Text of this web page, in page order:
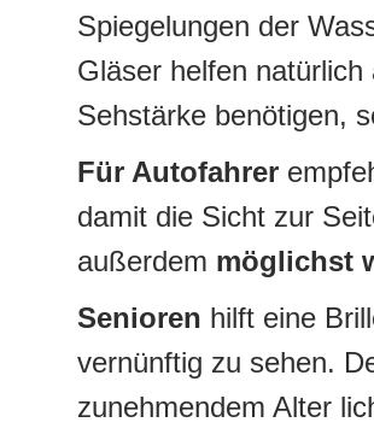
Spiegelungen der
Gläser helfen
Sehstärke benötigen,
Für Autofahrer
damit die Sicht zur
außerdem möglichst
Senioren hilft eine
vernünftig zu sehen.
zunehmendem Alter